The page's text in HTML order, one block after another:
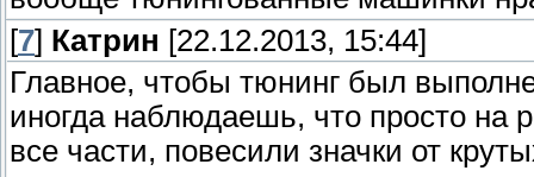
[7] Катрин [22.12.2013, 15:44]
Главное, чтобы тюнинг был
иногда наблюдаешь, что просто на
все части, повесили значки от